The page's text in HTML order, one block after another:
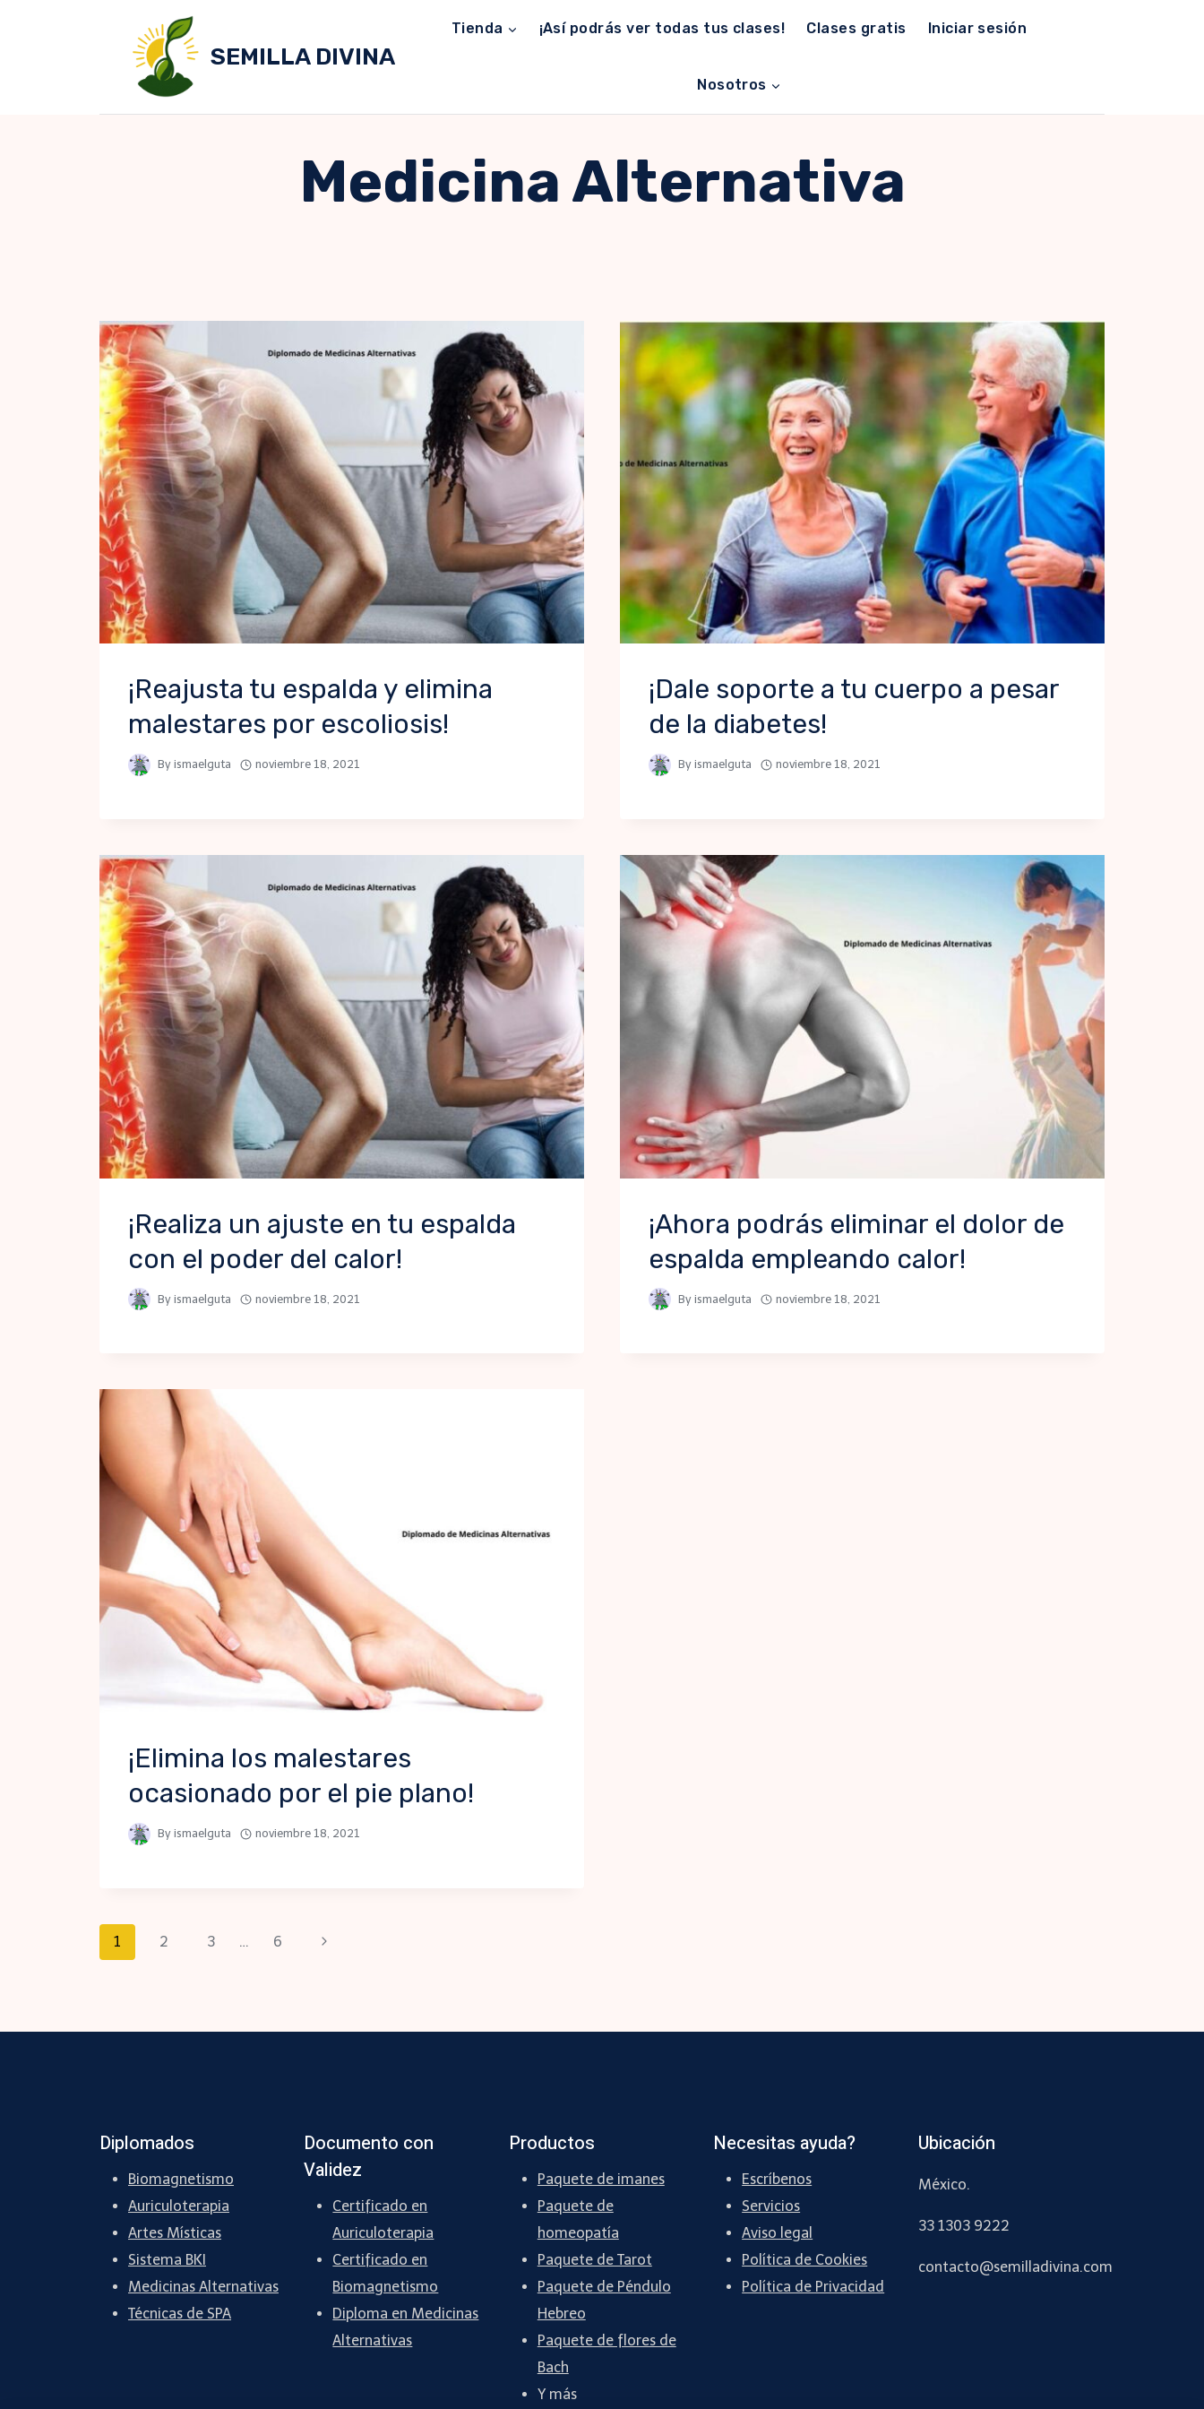
SEMILLA DIVINA
Tienda ¡Así podrás ver todas tus clases! Clases gratis Iniciar sesión
Nosotros
Medicina Alternativa
¡Reajusta tu espalda y elimina
malestares por escoliosis!
By ismaelguta noviembre 18, 2021
¡Dale soporte a tu cuerpo a pesar
de la diabetes!
By ismaelguta noviembre 18, 2021
¡Realiza un ajuste en tu espalda
con el poder del calor!
By ismaelguta noviembre 18, 2021
¡Ahora podrás eliminar el dolor de
espalda empleando calor!
By ismaelguta noviembre 18, 2021
¡Elimina los malestares
ocasionado por el pie plano!
By ismaelguta noviembre 18, 2021
Page
1 2 3 … 6
Next
Diplomados
Biomagnetismo
Auriculoterapia
Artes Místicas
Sistema BKI
Medicinas Alternativas
Técnicas de SPA
Documento con
Validez
Certificado en
Auriculoterapia
Certificado en
Biomagnetismo
Diploma en Medicinas
Alternativas
Productos
Paquete de imanes
Paquete de
homeopatía
Paquete de Tarot
Paquete de Péndulo
Hebreo
Paquete de flores de
Bach
Y más
Necesitas ayuda?
Escríbenos
Servicios
Aviso legal
Política de Cookies
Política de Privacidad
Ubicación
México.
33 1303 9222
contacto@semilladivina.com